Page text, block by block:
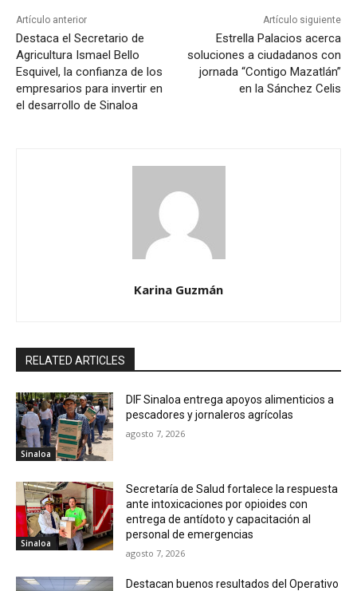
Artículo anterior
Destaca el Secretario de
Agricultura Ismael Bello
Esquivel, la confianza de los
empresarios para invertir en
el desarrollo de Sinaloa
Artículo siguiente
Estrella Palacios acerca
soluciones a ciudadanos con
jornada “Contigo Mazatlán”
en la Sánchez Celis
Karina Guzmán
RELATED ARTICLES
Sinaloa
DIF Sinaloa entrega apoyos alimenticios a
pescadores y jornaleros agrícolas
agosto 7, 2026
Sinaloa
Secretaría de Salud fortalece la respuesta
ante intoxicaciones por opioides con
entrega de antídoto y capacitación al
personal de emergencias
agosto 7, 2026
Destacan buenos resultados del Operativo